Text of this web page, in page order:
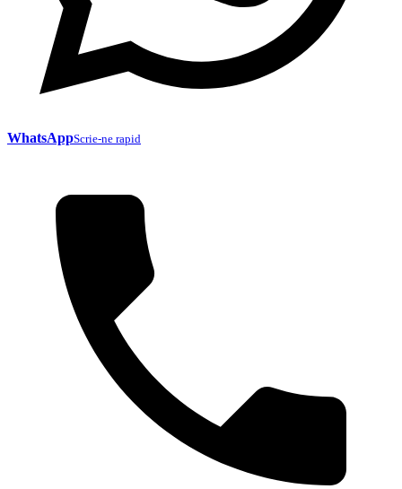
WhatsAppScrie-ne rapid